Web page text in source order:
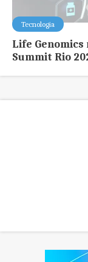
Tecnologia
Life
Summit Rio